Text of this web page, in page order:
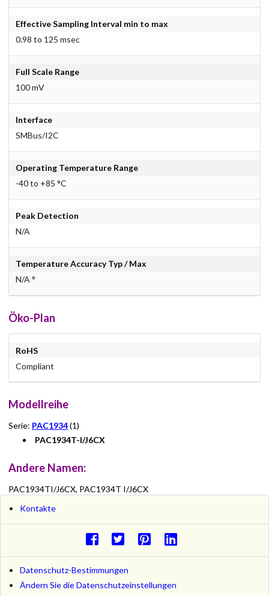
Effective Sampling Interval min to max
0.98 to 125 msec
Full Scale Range
100 mV
Interface
SMBus/I2C
Operating Temperature Range
-40 to +85 °C
Peak Detection
N/A
Temperature Accuracy Typ / Max
N/A °
Öko-Plan
RoHS
Compliant
Modellreihe
Serie: PAC1934(1)
PAC1934T-I/J6CX
Andere Namen:
PAC1934TI/J6CX, PAC1934T I/J6CX
Kontakte
Datenschutz-Bestimmungen
Ändern Sie die Datenschutzeinstellungen